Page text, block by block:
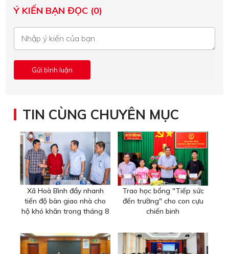
Ý KIẾN BẠN ĐỌC (0)
TIN CÙNG CHUYÊN MỤC
Xã Hoà Bình đẩy nhanh
tiến độ bàn giao nhà cho
hộ khó khăn trong tháng 8
Trao học bổng "Tiếp sức
đến trường" cho con cựu
chiến binh